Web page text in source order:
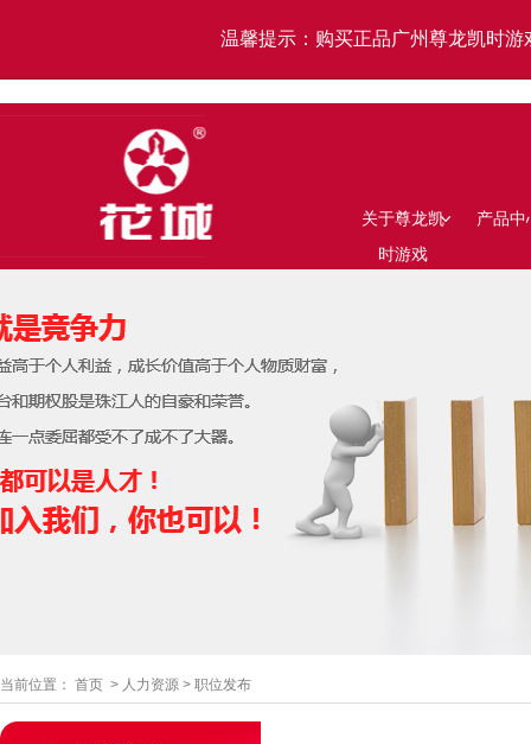
温馨提示：购买正品广州尊龙凯时
关于尊龙凯
时游戏
产品中
当前位置： 首页 > 人力资源 > 职位发布